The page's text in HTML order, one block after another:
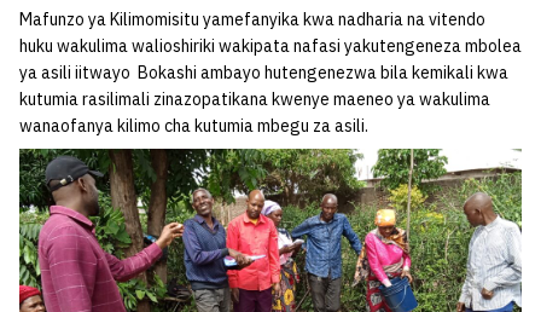
Mafunzo ya Kilimomisitu yamefanyika kwa nadharia na vitendo
huku wakulima walioshiriki wakipata nafasi yakutengeneza mbolea
ya asili iitwayo Bokashi ambayo hutengenezwa bila kemikali kwa
kutumia rasilimali zinazopatikana kwenye maeneo ya wakulima
wanaofanya kilimo cha kutumia mbegu za asili.